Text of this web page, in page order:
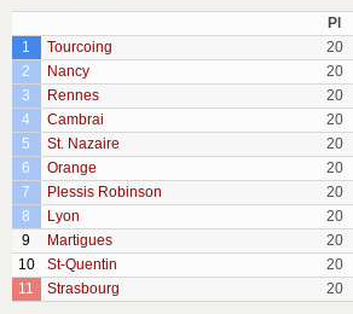
Pl
1
Tourcoing 20
2
Nancy 20
3
Rennes 20
4
Cambrai 20
5
St. Nazaire 20
6
Orange 20
7
Plessis Robinson 20
8
Lyon 20
9
Martigues 20
10
St-Quentin 20
11
Strasbourg 20